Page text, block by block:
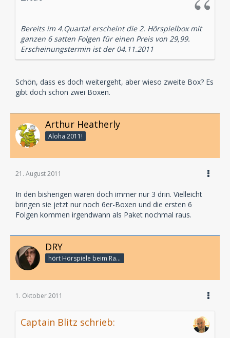
Bereits im 4.Quartal erscheint die 2. Hörspielbox mit
ganzen 6 satten Folgen für einen Preis von 29,99.
Erscheinungstermin ist der 04.11.2011
Schön, dass es doch weitergeht, aber wieso zweite Box? Es
gibt doch schon zwei Boxen.
Arthur Heatherly
Aloha 2011!
21. August 2011
In den bisherigen waren doch immer nur 3 drin. Vielleicht
bringen sie jetzt nur noch 6er-Boxen und die ersten 6
Folgen kommen irgendwann als Paket nochmal raus.
DRY
hört Hörspiele beim Rasenmähen
1. Oktober 2011
Captain Blitz schrieb: